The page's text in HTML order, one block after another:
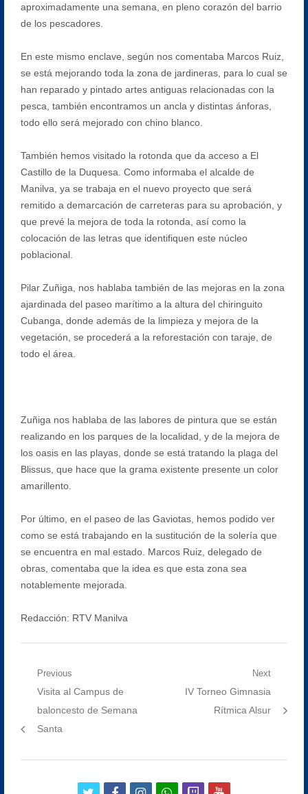
aproximadamente una semana, en pleno corazón del barrio
de los pescadores.
En este mismo enclave, según nos comentaba Marcos Ruiz,
se está mejorando toda la zona de jardineras, para lo cual se
han reparado y pintado artes antiguas relacionadas con la
pesca, también encontramos un ancla y distintas ánforas,
todo ello será mejorado con chino blanco.
También hemos visitado la rotonda que da acceso a El
Castillo de la Duquesa. Como informaba el alcalde de
Manilva, ya se trabaja en el nuevo proyecto que será
remitido a demarcación de carreteras para su aprobación, y
que prevé la mejora de toda la rotonda, así como la
colocación de las letras que identifiquen este núcleo
poblacional.
Pilar Zuñiga, nos hablaba también de las mejoras en la zona
ajardinada del paseo marítimo a la altura del chiringuito
Cubanga, donde además de la limpieza y mejora de la
vegetación, se procederá a la reforestación con taraje, de
todo el área.
Zuñiga nos hablaba de las labores de pintura que se están
realizando en los parques de la localidad, y de la mejora de
los oasis en las playas, donde se está tratando la plaga del
Blissus, que hace que la grama existente presente un color
amarillento.
Por último, en el paseo de las Gaviotas, hemos podido ver
como se está trabajando en la sustitución de la solería que
se encuentra en mal estado. Marcos Ruiz, delegado de
obras, comentaba que la idea es que esta zona sea
notablemente mejorada.
Redacción: RTV Manilva
Navegación
entradas
Previous
Previous
post:
Visita al Campus de
baloncesto de Semana
Santa
Next
Next
IV Torneo Gimnasia
Rítmica Alsur